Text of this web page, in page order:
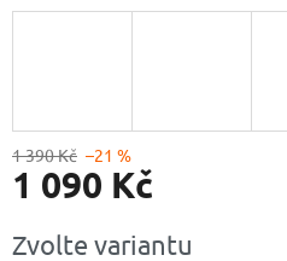
1 390 Kč –21 %
1 090 Kč
cena:
Zvolte variantu